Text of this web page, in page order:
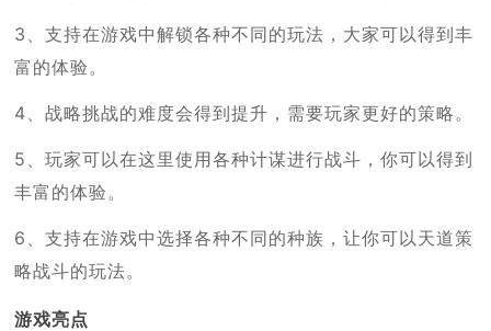
3、支持在游戏中解锁各种不同的玩法，大家可以得到丰
富的体验。
4、战略挑战的难度会得到提升，需要玩家更好的策略。
5、玩家可以在这里使用各种计谋进行战斗，你可以得到
丰富的体验。
6、支持在游戏中选择各种不同的种族，让你可以天道策
略战斗的玩法。
游戏亮点